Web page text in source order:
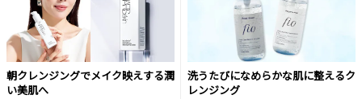
朝クレンジングでメイク映えする潤
い美肌へ
洗うたびになめらかな肌に整えるク
レンジング